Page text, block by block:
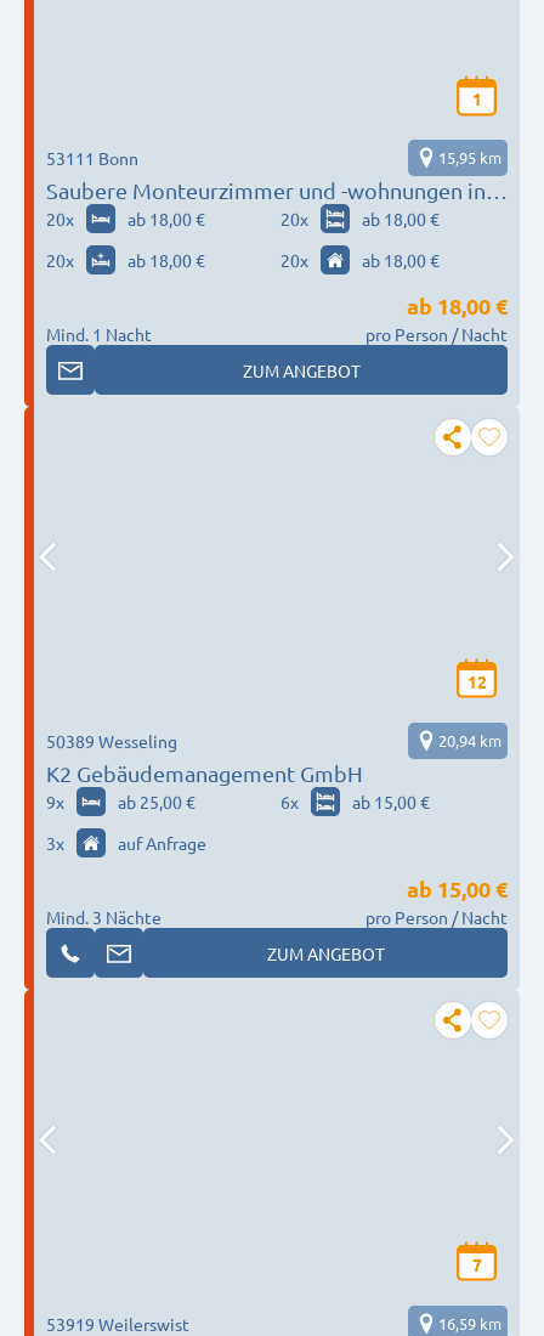
1
Saubere Monteurzimmer und -wohnungen in
Bonn
53111 Bonn 15,95 km
20x ab 18,00 € 20x
ab 18,00 €
20x ab 18,00 € 20x ab 18,00 €
Mind. 1 Nacht
ab 18,00 €
pro Person / Nacht
ZUM ANGEBOT
12
K2 Gebäudemanagement GmbH
50389 Wesseling 20,94 km
9x ab 25,00 € 6x
ab 15,00 €
3x auf Anfrage
Mind. 3 Nächte
ab 15,00 €
pro Person / Nacht
ZUM ANGEBOT
7
53919 Weilerswist 16,59 km